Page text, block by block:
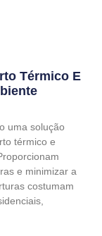
Térmico E
uma solução
térmico e
e minimizar a
costumam